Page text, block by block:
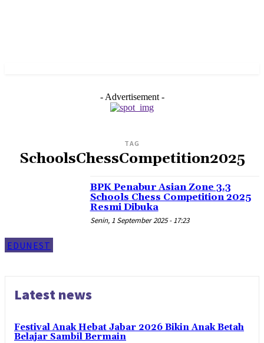
- Advertisement -
TAG
SchoolsChessCompetition2025
EDUNEST
BPK Penabur Asian Zone 3.3
Schools Chess Competition 2025
Resmi Dibuka
Senin, 1 September 2025 - 17:23
Latest news
Festival Anak Hebat Jabar 2026 Bikin Anak Betah
Belajar Sambil Bermain